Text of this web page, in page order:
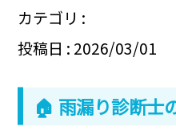
カテゴリ :
投稿日 : 2026/03/01
🏠 雨漏り診断士